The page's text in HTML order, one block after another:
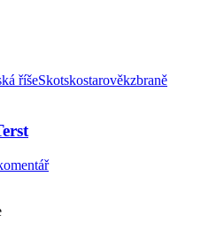
říšeSkotskostarověkzbraně